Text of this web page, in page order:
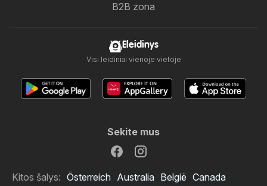
B2B zona
Eleidinys
Visi leidiniai vienoje vietoje
Sekite mus
Kitos šalys: Österreich Australia België Canada